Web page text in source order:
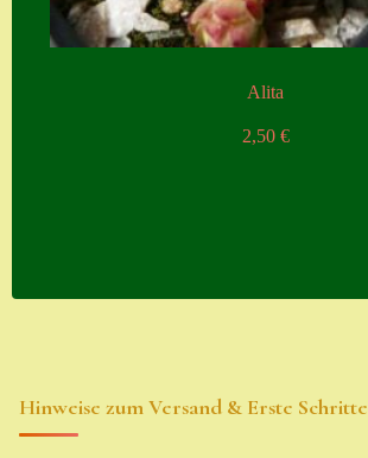
Alita
2,50 €
Hinweise zum Versand & Erste Schritte